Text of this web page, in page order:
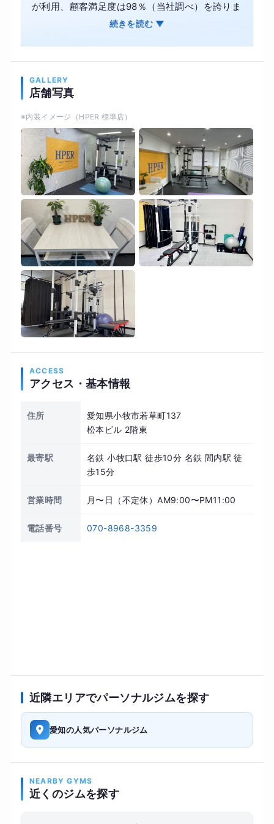
が利用、顧客満足度は98％（当社調べ）を誇りま
す。専属トレーナーによるマンツーマン指導で、
に、栄養学に基づく毎日の食事指導で無理なく継
通えるのも魅力です。
続きを読む ▼
GALLERY
店舗写真
※内装イメージ（HPER 標準店）
ACCESS
アクセス・基本情報
住所
愛知県小牧市若草町137
松本ビル 2階東
最寄駅
名鉄 小牧口駅 徒歩10分 名鉄 間内駅 徒
歩15分
営業時間 月〜日（不定休）AM9:00〜PM11:00
電話番号 070-8968-3359
近隣エリアでパーソナルジムを探す
愛知の人気パーソナルジム
NEARBY GYMS
近くのジムを探す